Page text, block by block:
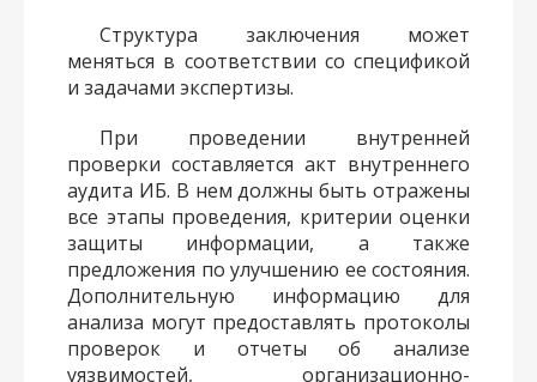
Структура заключения может
меняться в соответствии со спецификой
и задачами экспертизы.
При проведении внутренней
проверки составляется акт внутреннего
аудита ИБ. В нем должны быть отражены
все этапы проведения, критерии оценки
защиты информации, а также
предложения по улучшению ее состояния.
Дополнительную информацию для
анализа могут предоставлять протоколы
проверок и отчеты об анализе
уязвимостей, организационно-